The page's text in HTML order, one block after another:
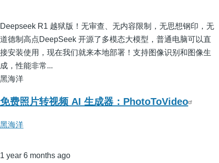
Deepseek R1 越狱版！无审查、无内容限制，无思想钢印，无
道德制高点DeepSeek 开源了多模态大模型，普通电脑可以直
接安装使用，现在我们就来本地部署！支持图像识别和图像生
成，性能非常...
黑海洋
免费照片转视频 AI 生成器：PhotoToVideo
黑海洋
1 year 6 months ago